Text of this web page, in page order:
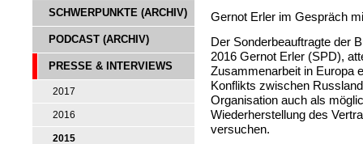
SCHWERPUNKTE (ARCHIV)
PODCAST (ARCHIV)
PRESSE & INTERVIEWS
2017
2016
2015
Gernot Erler im Gespräch
Der Sonderbeauftragte der
2016 Gernot Erler (SPD),
Zusammenarbeit in Europa
Konflikts zwischen
Organisation auch als
Wiederherstellung des
versuchen.